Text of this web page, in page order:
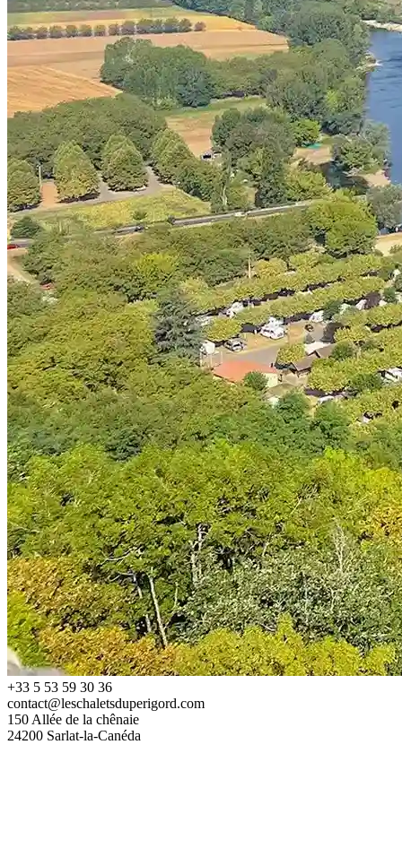
+33 5 53 59 30 36
contact@leschaletsduperigord.com
150 Allée de la chênaie
24200 Sarlat-la-Canéda